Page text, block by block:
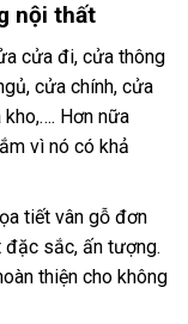
nội thất
cửa đi, cửa thông
cửa chính, cửa
Hơn nữa
vì nó có khả
tiết vân gỗ đơn
sắc, ấn tượng.
thiện cho không